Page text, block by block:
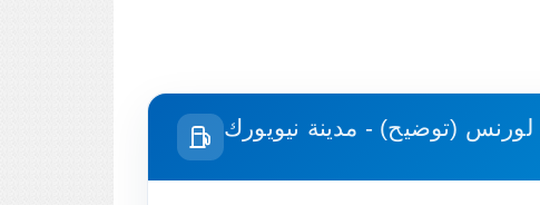
لورنس (توضيح) - مدينة نيويورك